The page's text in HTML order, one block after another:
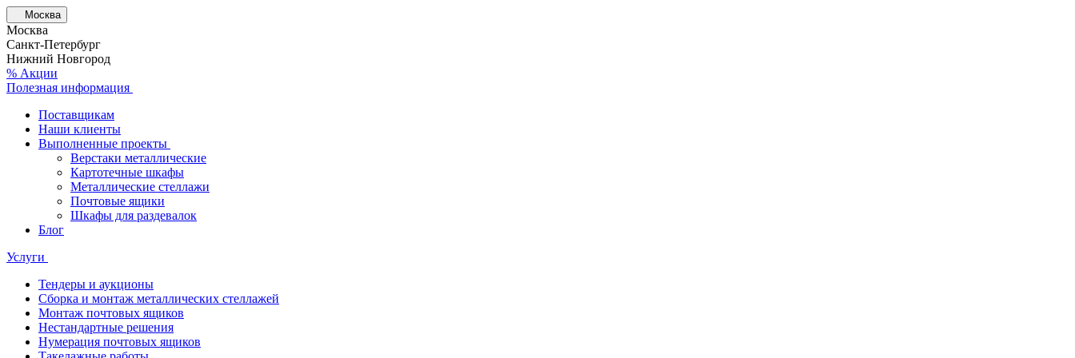
Москва
Москва
Санкт-Петербург
Нижний Новгород
% Акции
Полезная информация
Поставщикам
Наши клиенты
Выполненные проекты
Верстаки металлические
Картотечные шкафы
Металлические стеллажи
Почтовые ящики
Шкафы для раздевалок
Блог
Услуги
Тендеры и аукционы
Сборка и монтаж металлических стеллажей
Монтаж почтовых ящиков
Нестандартные решения
Нумерация почтовых ящиков